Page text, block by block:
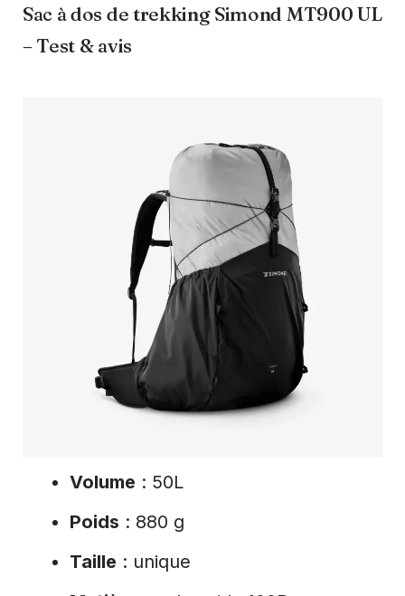
Sac à dos de trekking Simond MT900 UL
– Test & avis
Volume : 50L
Poids : 880 g
Taille : unique